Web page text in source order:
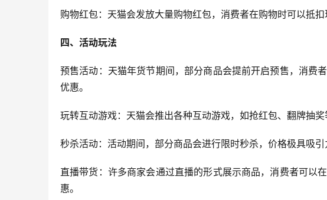
购物红包：天猫会发放大量购物红包，消费者在购物时可以抵扣
四、活动玩法
预售活动：天猫年货节期间，部分商品会提前开启预售，消费
优惠。
玩转互动游戏：天猫会推出各种互动游戏，如抢红包、翻牌抽
秒杀活动：活动期间，部分商品会进行限时秒杀，价格极具吸引
直播带货：许多商家会通过直播的形式展示商品，消费者可以
惠。